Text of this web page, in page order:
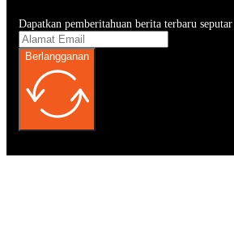
Dapatkan pemberitahuan berita terbaru
Berlangganan